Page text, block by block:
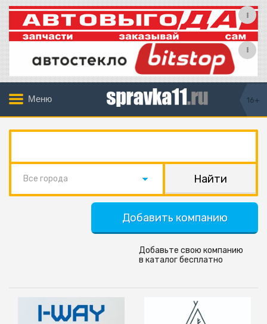
Меню 16+
Все города
Добавить компанию
Добавьте свою компанию
в каталог бесплатно